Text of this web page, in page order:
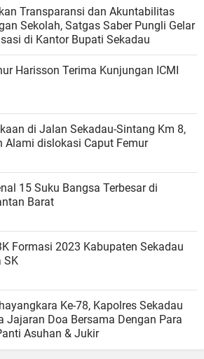
Transparansi dan Akuntabilitas
Sekolah, Satgas Saber Pungli Gelar
di Kantor Bupati Sekadau
Harisson Terima Kunjungan ICMI
di Jalan Sekadau-Sintang Km 8,
Alami dislokasi Caput Femur
15 Suku Bangsa Terbesar di
Barat
Formasi 2023 Kabupaten Sekadau
SK
Ke-78, Kapolres Sekadau
Jajaran Doa Bersama Dengan Para
Asuhan & Jukir